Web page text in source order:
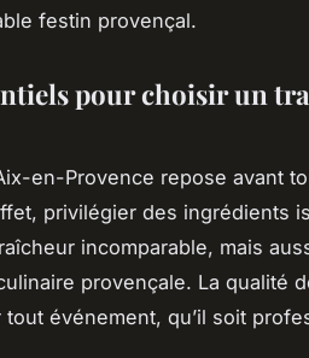
festin provençal.
pour choisir un
en-Provence repose avant
privilégier des ingrédients
incomparable, mais
provençale. La qualité
événement, qu’il soit